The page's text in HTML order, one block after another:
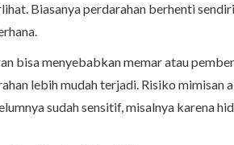
Biasanya perdarahan berhenti
bisa menyebabkan memar atau
lebih mudah terjadi. Risiko mimisan
sudah sensitif, misalnya karena